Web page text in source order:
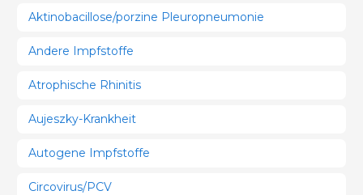
Aktinobacillose/porzine Pleuropneumonie
Andere Impfstoffe
Atrophische Rhinitis
Aujeszky-Krankheit
Autogene Impfstoffe
Circovirus/PCV